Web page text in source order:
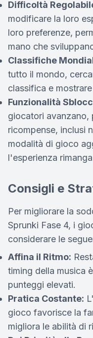
Difficoltà
modificare la loro
loro preferenze,
mano che
Classifiche
tutto il mondo,
classifica e
Funzionalità
giocatori avanzano,
ricompense, inclusi
modalità di gioco
l'esperienza
Consigli e
Per migliorare la
Sprunki Fase 4, i
considerare le
Affina il Ritmo:
timing della musica
punteggi elevati.
Pratica Costante:
gioco favorisce la
migliora le abilità di